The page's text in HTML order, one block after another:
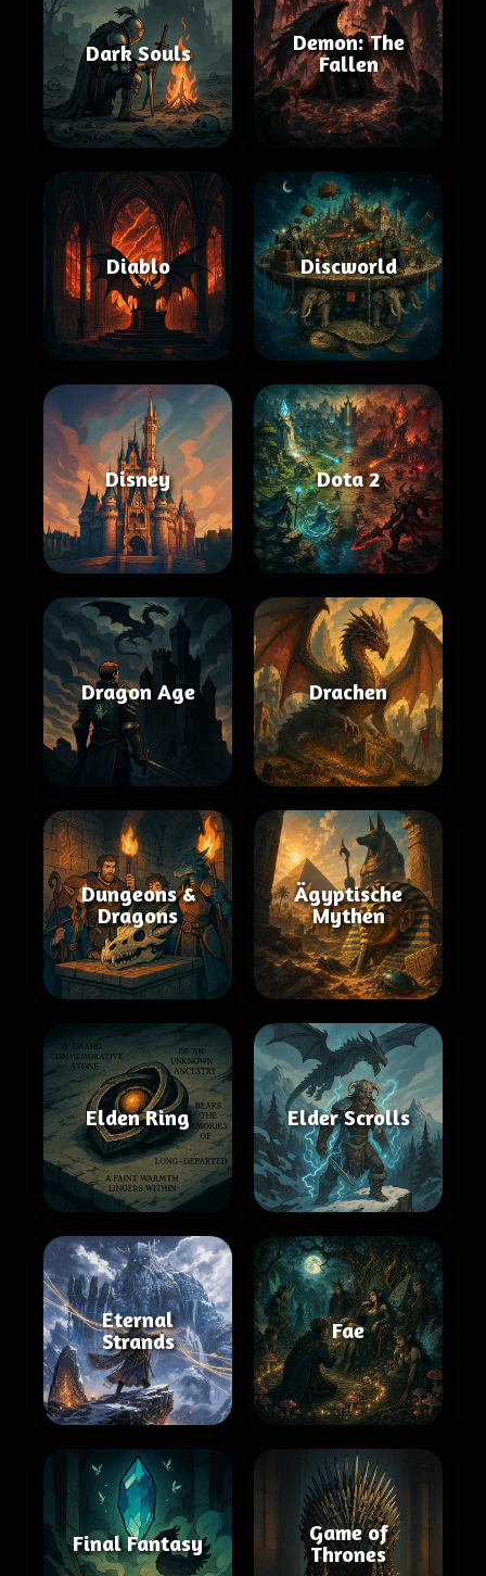
Dark Souls
Demon: The
Fallen
Diablo Discworld
Disney Dota 2
Dragon Age Drachen
Dungeons &
Dragons
Ägyptische
Mythen
Elden Ring Elder Scrolls
Eternal
Strands
Fae
Final Fantasy
Game of
Thrones